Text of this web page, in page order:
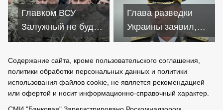
Сибири-2"
Артемовске
Главком ВСУ
Залужный не будет
продолжать службу
головы
Глава разведки
Украины заявил,
что
ВСУ скоро начнется
Содержание сайта, кроме пользовательского соглашения,
политики обработки персональных данных и политики
использования файлов cookie, не является рекомендацией
или офертой и носит информационно-справочный характер.